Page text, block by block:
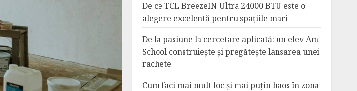
De ce TCL BreezeIN Ultra 24000 BTU este o
alegere excelentă pentru spațiile mari
De la pasiune la cercetare aplicată: un elev Am
School construiește și pregătește lansarea unei
rachete
Cum faci mai mult loc și mai puțin haos în zona